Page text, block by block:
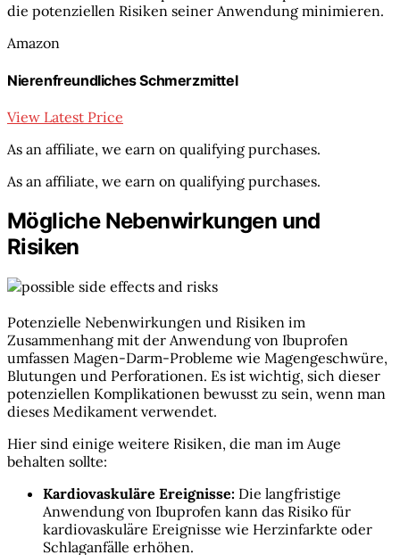
die potenziellen Risiken seiner Anwendung minimieren.
Amazon
Nierenfreundliches Schmerzmittel
View Latest Price
As an affiliate, we earn on qualifying purchases.
As an affiliate, we earn on qualifying purchases.
Mögliche Nebenwirkungen und
Risiken
Potenzielle Nebenwirkungen und Risiken im
Zusammenhang mit der Anwendung von Ibuprofen
umfassen Magen-Darm-Probleme wie Magengeschwüre,
Blutungen und Perforationen. Es ist wichtig, sich dieser
potenziellen Komplikationen bewusst zu sein, wenn man
dieses Medikament verwendet.
Hier sind einige weitere Risiken, die man im Auge
behalten sollte:
Kardiovaskuläre Ereignisse: Die langfristige
Anwendung von Ibuprofen kann das Risiko für
kardiovaskuläre Ereignisse wie Herzinfarkte oder
Schlaganfälle erhöhen.